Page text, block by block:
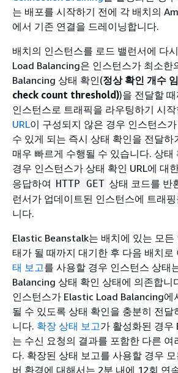
는 배포를 시작하기 전에 각 배치의
에서 기존 연결을 드레이닝합니다.
배치의 인스턴스를 로드 밸런서에 다
Load Balancing은 인스턴스가 최소한
Balancing 상태 확인(정상 확인 개수
check count threshold))을 전달할
인스턴스로 트래픽을 라우팅하기 시
URL이 구성되지 않은 경우 인스턴스
수 있게 되는 즉시 상태 확인을 전달하
매우 빠르게 수행될 수 있습니다. 상태
경우 인스턴스가 상태 확인 URL에 대
응답하여 HTTP GET 상태 코드를 반
런서가 업데이트된 인스턴스에 트래
니다.
Elastic Beanstalk는 배치에 있는 모든
태가 될 때까지 대기한 후 다음 배치로
태 보고를 사용할 경우 인스턴스 상태
Balancing 상태 확인 상태에 의존합니
인스턴스가 Elastic Load Balancing에
될 수 있도록 상태 확인을 충분히 전달
니다. 확장 상태 보고가 활성화된 경
는 수신 요청의 결과를 포함한 다른 여
다. 확장된 상태 보고를 사용할 경우
버 환경에 대해서는 2분 내에 12회 연